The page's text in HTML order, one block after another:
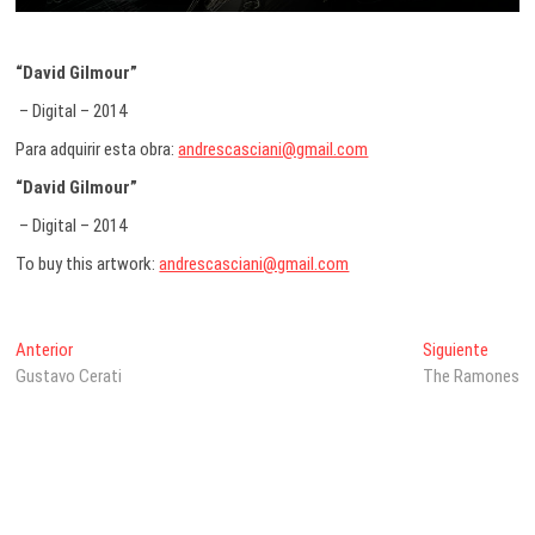
“David Gilmour”
– Digital – 2014
Para adquirir esta obra:andrescasciani@gmail.com
“David Gilmour”
– Digital – 2014
To buy this artwork:andrescasciani@gmail.com
Navegación
de
AnteriorEntrada
anterior:
Gustavo Cerati
Siguiente
The Ramones